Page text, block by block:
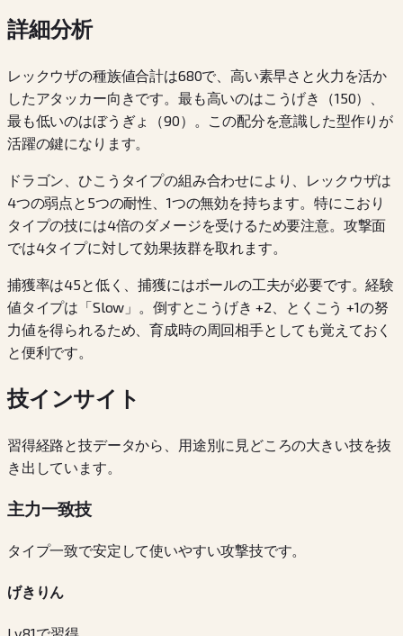
詳細分析
レックウザの種族値合計は680で、高い素早さと火力を活か
したアタッカー向きです。最も高いのはこうげき（150）、
最も低いのはぼうぎょ（90）。この配分を意識した型作りが
活躍の鍵になります。
ドラゴン、ひこうタイプの組み合わせにより、レックウザは
4つの弱点と5つの耐性、1つの無効を持ちます。特にこおり
タイプの技には4倍のダメージを受けるため要注意。攻撃面
では4タイプに対して効果抜群を取れます。
捕獲率は45と低く、捕獲にはボールの工夫が必要です。経験
値タイプは「Slow」。倒すとこうげき +2、とくこう +1の努
力値を得られるため、育成時の周回相手としても覚えておく
と便利です。
技インサイト
習得経路と技データから、用途別に見どころの大きい技を抜
き出しています。
主力一致技
タイプ一致で安定して使いやすい攻撃技です。
げきりん